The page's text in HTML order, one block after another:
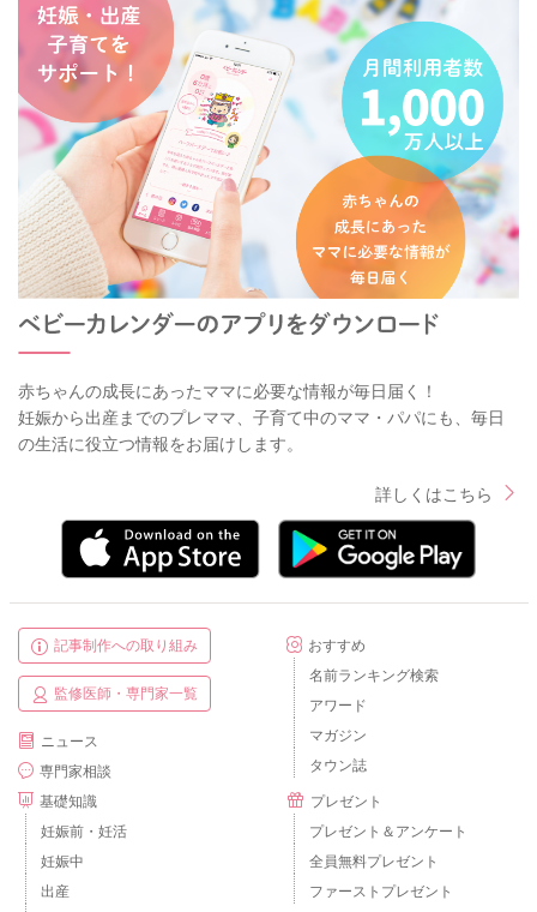
赤ちゃんの成長にあったママに必要な情報が毎日届く！
妊娠から出産までのプレママ、子育て中のママ・パパにも、毎日
の生活に役立つ情報をお届けします。
詳しくはこちら
記事制作への取り組み
監修医師・専門家一覧
ニュース
専門家相談
基礎知識
妊娠前・妊活
妊娠中
出産
おすすめ
名前ランキング検索
アワード
マガジン
タウン誌
プレゼント
プレゼント＆アンケート
全員無料プレゼント
ファーストプレゼント